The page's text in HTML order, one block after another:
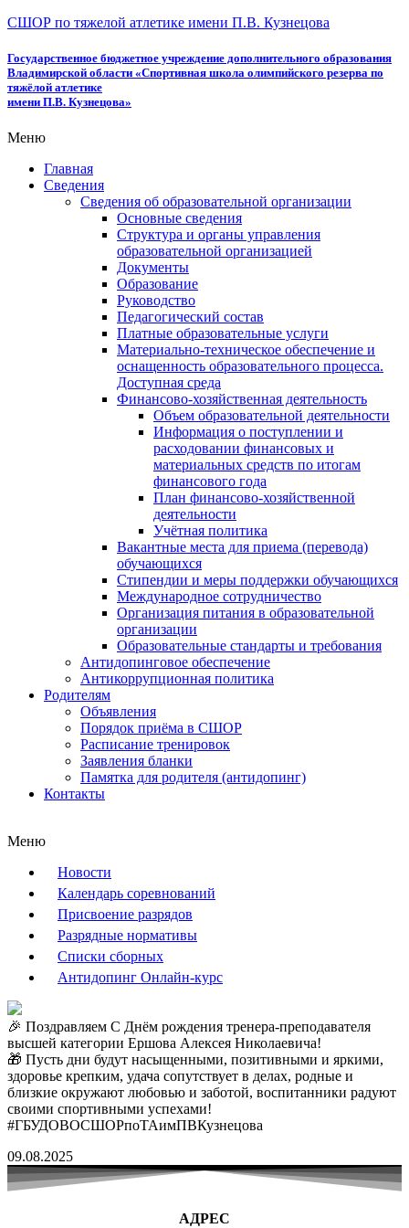
СШОР по тяжелой атлетике имени П.В. Кузнецова
Государственное бюджетное учреждение дополнительного образования
Владимирской области «Спортивная школа олимпийского резерва по
тяжёлой атлетике
имени П.В. Кузнецова»
Меню
Главная
Сведения
Сведения об образовательной организации
Основные сведения
Структура и органы управления
образовательной организацией
Документы
Образование
Руководство
Педагогический состав
Платные образовательные услуги
Материально-техническое обеспечение и
оснащенность образовательного процесса.
Доступная среда
Финансово-хозяйственная деятельность
Объем образовательной деятельности
Информация о поступлении и
расходовании финансовых и
материальных средств по итогам
финансового года
План финансово-хозяйственной
деятельности
Учётная политика
Вакантные места для приема (перевода)
обучающихся
Стипендии и меры поддержки обучающихся
Международное сотрудничество
Организация питания в образовательной
организации
Образовательные стандарты и требования
Антидопинговое обеспечение
Антикоррупционная политика
Родителям
Объявления
Порядок приёма в СШОР
Расписание тренировок
Заявления бланки
Памятка для родителя (антидопинг)
Контакты
Меню
Новости
Календарь соревнований
Присвоение разрядов
Разрядные нормативы
Списки сборных
Антидопинг Онлайн-курс
🎉 Поздравляем С Днём рождения тренера-преподавателя
высшей категории Ершова Алексея Николаевича!
🎁 Пусть дни будут насыщенными, позитивными и яркими,
здоровье крепким, удача сопутствует в делах, родные и
близкие окружают любовью и заботой, воспитанники радуют
своими спортивными успехами!
#ГБУДОВОСШОРпоТАимПВКузнецова
09.08.2025
АДРЕС